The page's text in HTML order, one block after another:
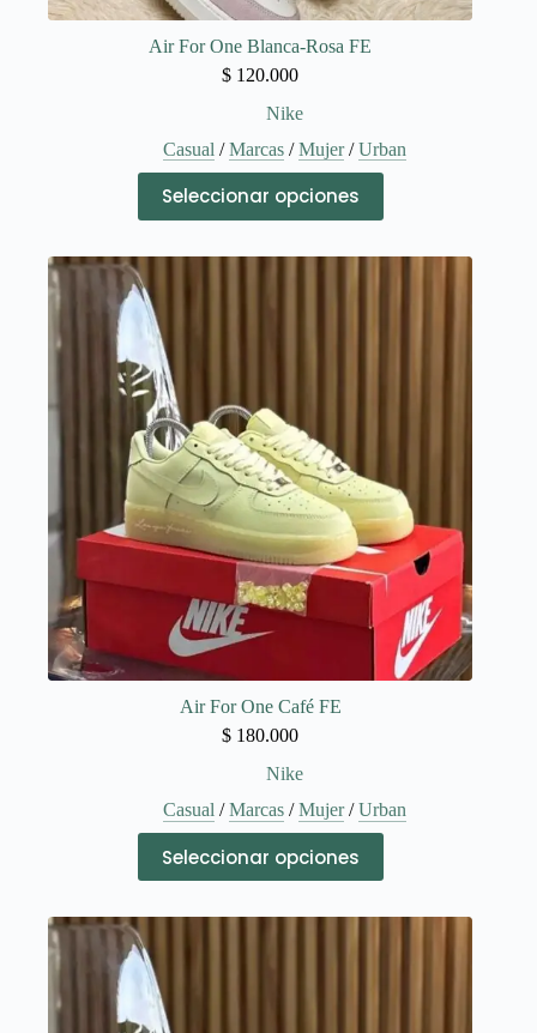
Air For One Blanca-Rosa FE
$ 120.000
Nike
Casual /Marcas/Mujer/Urban
Seleccionar opciones
producto
tiene
la
página
de
producto
Air For One Café FE
$ 180.000
Nike
Casual /Marcas/Mujer/Urban
Seleccionar opciones
producto
tiene